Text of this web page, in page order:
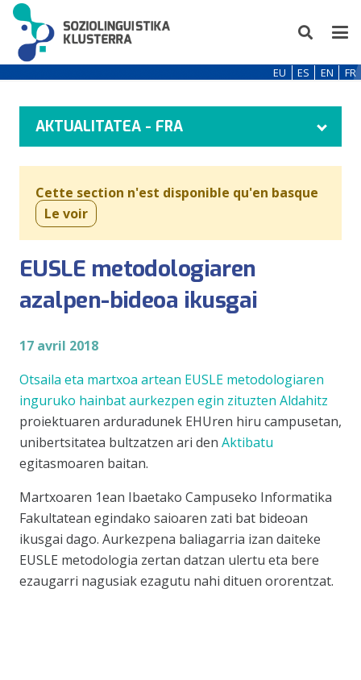
EU ES EN FR
AKTUALITATEA - FRA
Cette section n'est disponible qu'en basque
Le voir
EUSLE metodologiaren
azalpen-bideoa ikusgai
17 avril 2018
Otsaila eta martxoa artean EUSLE metodologiaren
inguruko hainbat aurkezpen egin zituzten Aldahitz
proiektuaren arduradunek EHUren hiru campusetan,
unibertsitatea bultzatzen ari den Aktibatu
egitasmoaren baitan.
Martxoaren 1ean Ibaetako Campuseko Informatika
Fakultatean egindako saioaren zati bat bideoan
ikusgai dago. Aurkezpena baliagarria izan daiteke
EUSLE metodologia zertan datzan ulertu eta bere
ezaugarri nagusiak ezagutu nahi dituen ororentzat.